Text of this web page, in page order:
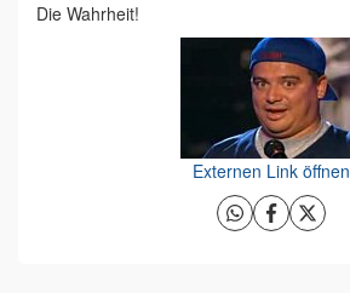
Die Wahrheit!
Externen Link öffnen